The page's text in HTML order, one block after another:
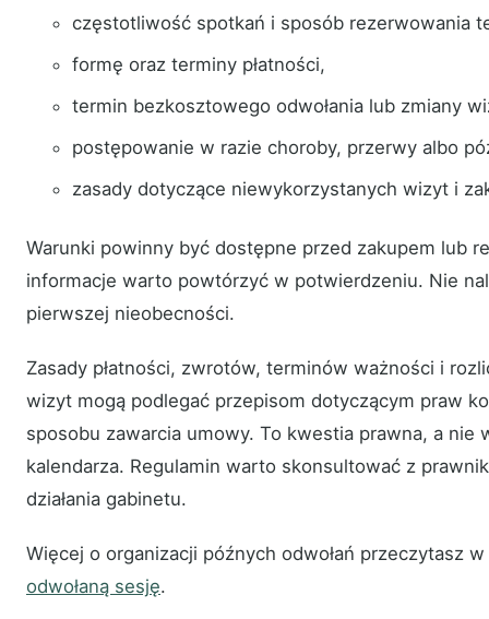
częstotliwość spotkań i sposób rezerwowania
formę oraz terminy płatności,
termin bezkosztowego odwołania lub zmiany
postępowanie w razie choroby, przerwy albo
zasady dotyczące niewykorzystanych wizyt i
Warunki powinny być dostępne przed zakupem lub
informacje warto powtórzyć w potwierdzeniu. Nie
pierwszej nieobecności.
Zasady płatności, zwrotów, terminów ważności i
wizyt mogą podlegać przepisom dotyczącym praw
sposobu zawarcia umowy. To kwestia prawna, a nie
kalendarza. Regulamin warto skonsultować z
działania gabinetu.
Więcej o organizacji późnych odwołań przeczytasz
odwołaną sesję.